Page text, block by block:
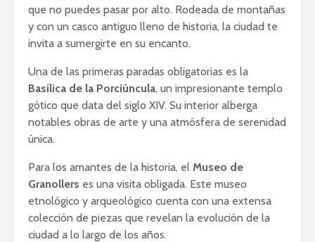
que no puedes pasar por alto. Rodeada de montañas
y con un casco antiguo lleno de historia, la ciudad te
invita a sumergirte en su encanto.
Una de las primeras paradas obligatorias es la
Basílica de la Porciúncula, un impresionante templo
gótico que data del siglo XIV. Su interior alberga
notables obras de arte y una atmósfera de serenidad
única.
Para los amantes de la historia, el Museo de
Granollers es una visita obligada. Este museo
etnológico y arqueológico cuenta con una extensa
colección de piezas que revelan la evolución de la
ciudad a lo largo de los años.